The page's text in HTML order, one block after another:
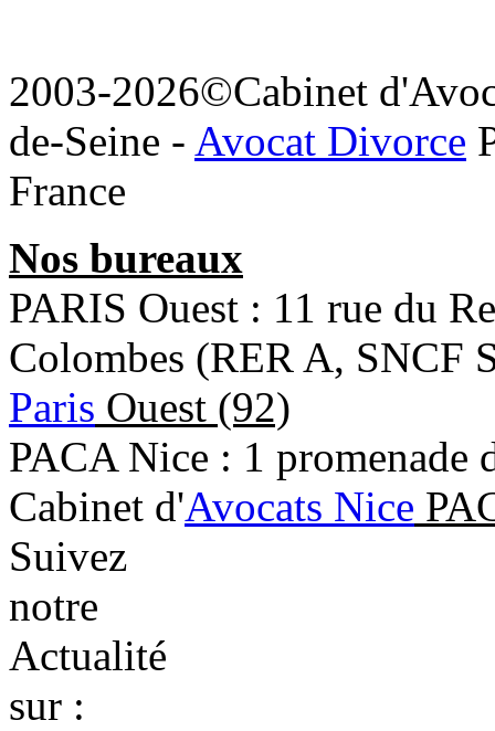
2003-2026©Cabinet
de-Seine - Avocat Divorce
France
Nos bureaux
PARIS Ouest : 11 rue du
Colombes (RER A, SNCF
Paris Ouest (92)
PACA Nice : 1 promenade
Cabinet d'Avocats Nice
Suivez
notre
Actualité
sur :